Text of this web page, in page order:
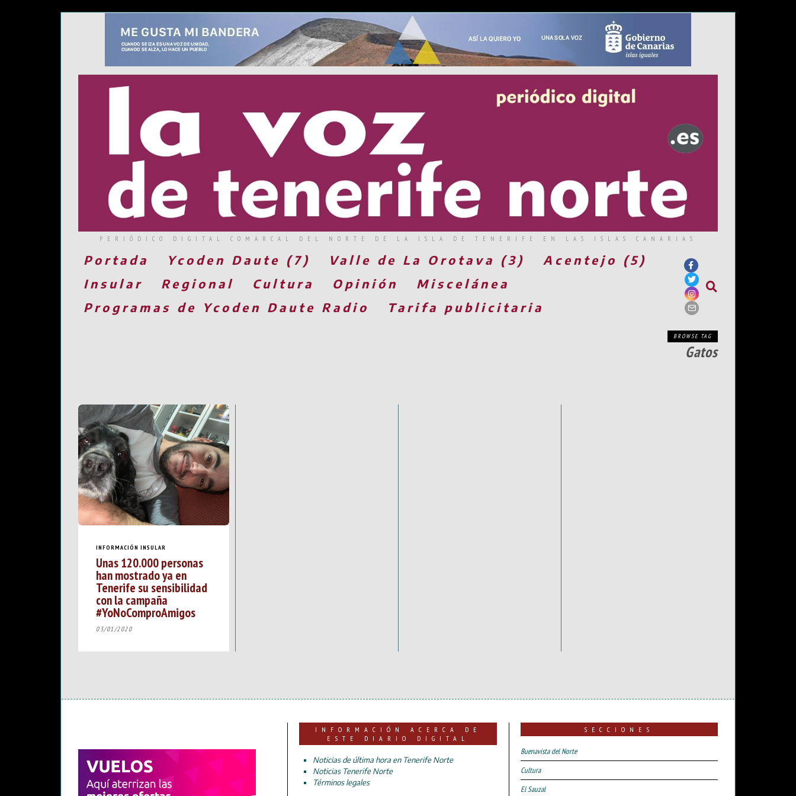
PERIÓDICO DIGITAL COMARCAL DEL NORTE DE LA ISLA DE TENERIFE EN LAS ISLAS CANARIAS
Portada Ycoden Daute (7) Valle de La Orotava (3)
Acentejo (5)
Insular
Regional Cultura Opinión
Miscelánea
Programas de Ycoden Daute Radio
Tarifa publicitaria
BROWSE TAG
Gatos
INFORMACIÓN INSULAR
Unas 120.000 personas
han mostrado ya en
Tenerife su sensibilidad
con la campaña
#YoNoComproAmigos
03/01/2020
INFORMACIÓN ACERCA DE
ESTE DIARIO DIGITAL
Noticias de última hora en Tenerife Norte
Noticias Tenerife Norte
Términos legales
SECCIONES
Buenavista del Norte
Cultura
El Sauzal